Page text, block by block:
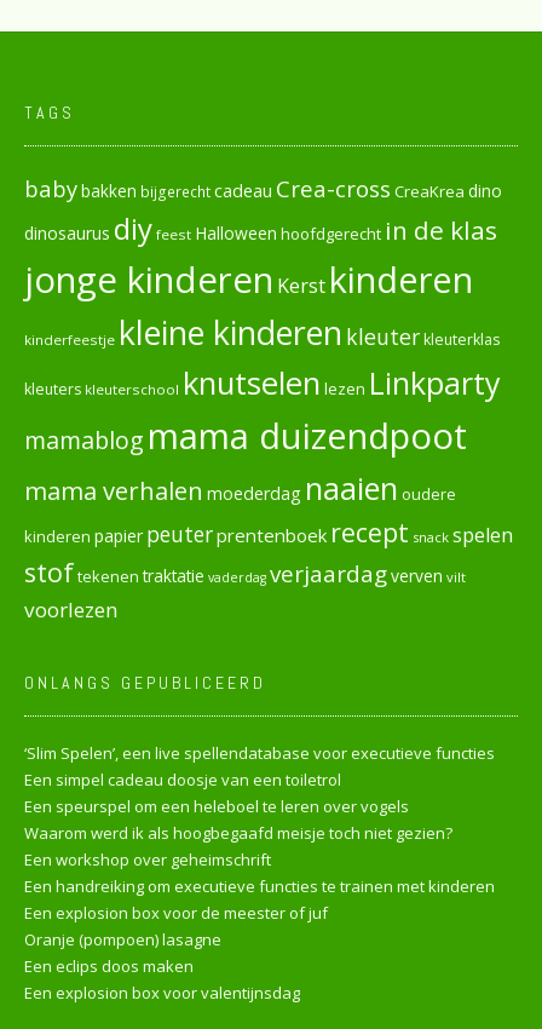
TAGS
babybakken bijgerechtcadeau Crea-cross CreaKrea dino
dinosaurus diy feest Halloween hoofdgerecht in de klas
jonge kinderen Kerst kinderen
kinderfeestje kleine kinderen kleuterkleuterklas
kleuters kleuterschool knutselen lezen Linkparty
mamablog mama duizendpoot
mama verhalen moederdag naaien oudere
kinderen papier peuterprentenboek recept snack spelen
stoftekenen traktatie vaderdag verjaardagverven vilt
voorlezen
ONLANGS GEPUBLICEERD
‘Slim Spelen’, een live spellendatabase voor executieve functies
Een simpel cadeau doosje van een toiletrol
Een speurspel om een heleboel te leren over vogels
Waarom werd ik als hoogbegaafd meisje toch niet gezien?
Een workshop over geheimschrift
Een handreiking om executieve functies te trainen met kinderen
Een explosion box voor de meester of juf
Oranje (pompoen) lasagne
Een eclips doos maken
Een explosion box voor valentijnsdag